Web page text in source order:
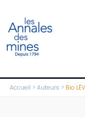
contenu
Accueil Auteurs Bio